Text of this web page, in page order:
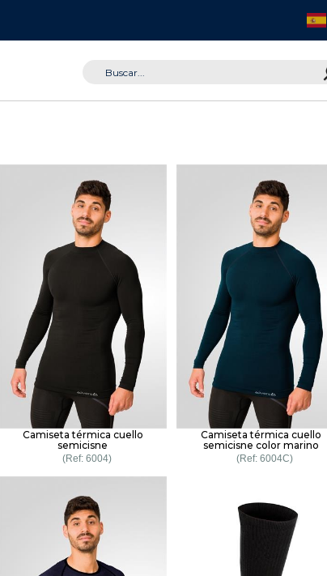
Camiseta térmica cuello
semicisne
6004
Camiseta térmica cuello
semicisne color marino
6004C